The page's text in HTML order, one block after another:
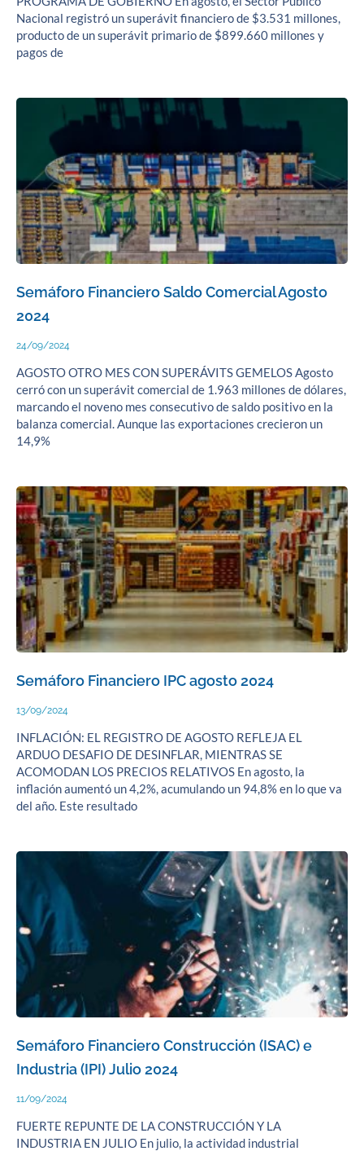
Nacional registró un superávit financiero de $3.531 millones,
producto de un superávit primario de $899.660 millones y
pagos de
Semáforo Financiero Saldo Comercial Agosto
2024
24/09/2024
AGOSTO OTRO MES CON SUPERÁVITS GEMELOS Agosto
cerró con un superávit comercial de 1.963 millones de dólares,
marcando el noveno mes consecutivo de saldo positivo en la
balanza comercial. Aunque las exportaciones crecieron un
14,9%
Semáforo Financiero IPC agosto 2024
13/09/2024
INFLACIÓN: EL REGISTRO DE AGOSTO REFLEJA EL
ARDUO DESAFIO DE DESINFLAR, MIENTRAS SE
ACOMODAN LOS PRECIOS RELATIVOS En agosto, la
inflación aumentó un 4,2%, acumulando un 94,8% en lo que va
del año. Este resultado
Semáforo Financiero Construcción (ISAC) e
Industria (IPI) Julio 2024
11/09/2024
FUERTE REPUNTE DE LA CONSTRUCCIÓN Y LA
INDUSTRIA EN JULIO En julio, la actividad industrial